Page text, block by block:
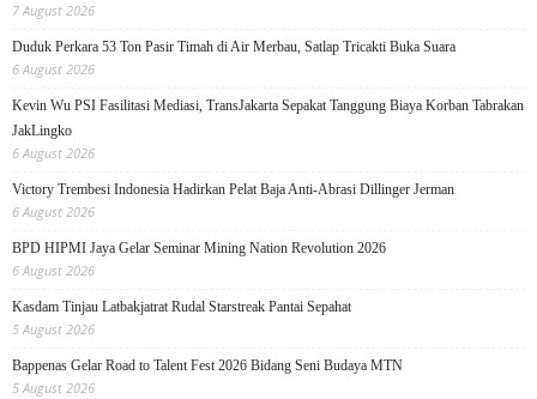
7 August 2026
Duduk Perkara 53 Ton Pasir Timah di Air Merbau, Satlap Tricakti Buka Suara
6 August 2026
Kevin Wu PSI Fasilitasi Mediasi, TransJakarta Sepakat Tanggung Biaya Korban Tabrakan
JakLingko
6 August 2026
Victory Trembesi Indonesia Hadirkan Pelat Baja Anti-Abrasi Dillinger Jerman
6 August 2026
BPD HIPMI Jaya Gelar Seminar Mining Nation Revolution 2026
6 August 2026
Kasdam Tinjau Latbakjatrat Rudal Starstreak Pantai Sepahat
5 August 2026
Bappenas Gelar Road to Talent Fest 2026 Bidang Seni Budaya MTN
5 August 2026